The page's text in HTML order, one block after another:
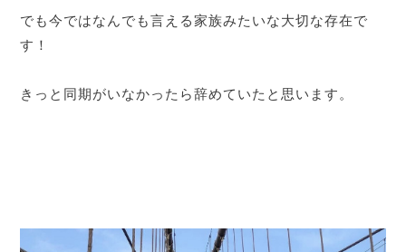
でも今ではなんでも言える家族みたいな大切な存在で
す！
きっと同期がいなかったら辞めていたと思います。